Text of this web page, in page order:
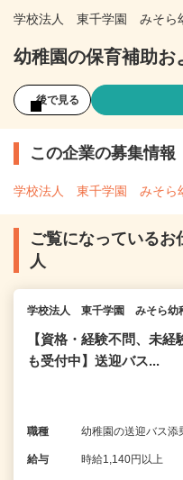
学校法人 東千学園 みそら
幼稚園の保育補助お
後で見る
この企業の募集情報
学校法人 東千学園 みそら
ご覧になっている
人
学校法人 東千学園 みそら幼
【資格・経験不問、未経
も受付中】送迎バス...
職種 幼稚園の送迎バス添
給与 時給1,140円以上